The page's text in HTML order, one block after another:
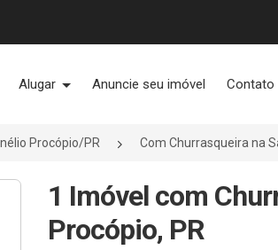
Alugar Anuncie seu imóvel Contato
Procópio/PR Com Churrasqueira na
1 Imóvel com
Procópio, PR